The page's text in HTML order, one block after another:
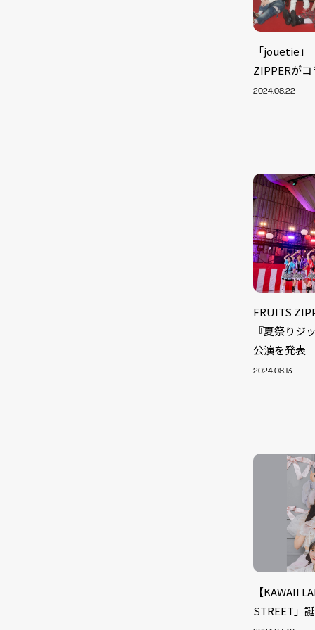
「jouetie
ZIPPERが
2024.08.22
FRUITS
『夏祭りジ
公演を発表
2024.08.13
【KAWAII
STREET」